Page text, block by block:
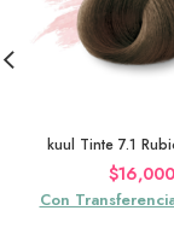
kuul Tinte 7.1
$16,000
Con